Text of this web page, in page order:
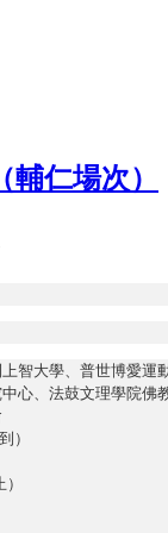
仁場次）
智大學、普世博愛運
心、法鼓文理學院佛
）